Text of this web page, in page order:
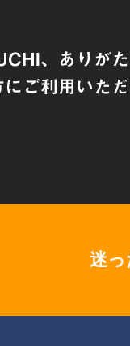
、ありがた
ご利用いた
迷っ